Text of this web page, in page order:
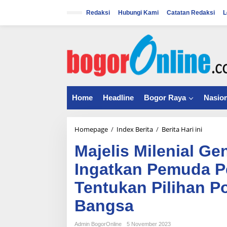
i
Redaksi Hubungi Kami Catatan Redaksi
Home Headline Bogor Raya
Homepage / Index Berita / Berita Hari ini
j
e
l
i
s
Majelis Milenial
Ingatkan Pemuda
Tentukan Pilihan
Bangsa
Admin BogorOnline
5 November 2023